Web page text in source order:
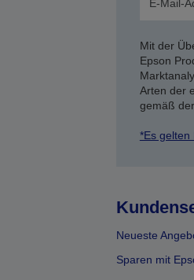
Mit der
Epson
Arten der
gemäß der
*Es gelten
Neueste
Sparen mit